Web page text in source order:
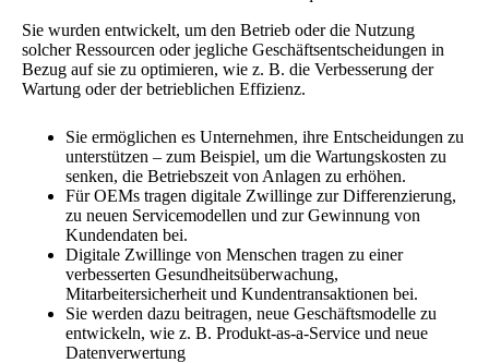
Sie wurden entwickelt, um den Betrieb oder die Nutzung
solcher Ressourcen oder jegliche Geschäftsentscheidungen in
Bezug auf sie zu optimieren, wie z. B. die Verbesserung der
Wartung oder der betrieblichen Effizienz.
Sie ermöglichen es Unternehmen, ihre Entscheidungen zu
unterstützen – zum Beispiel, um die Wartungskosten zu
senken, die Betriebszeit von Anlagen zu erhöhen.
Für OEMs tragen digitale Zwillinge zur Differenzierung,
zu neuen Servicemodellen und zur Gewinnung von
Kundendaten bei.
Digitale Zwillinge von Menschen tragen zu einer
verbesserten Gesundheitsüberwachung,
Mitarbeitersicherheit und Kundentransaktionen bei.
Sie werden dazu beitragen, neue Geschäftsmodelle zu
entwickeln, wie z. B. Produkt-as-a-Service und neue
Datenverwertung